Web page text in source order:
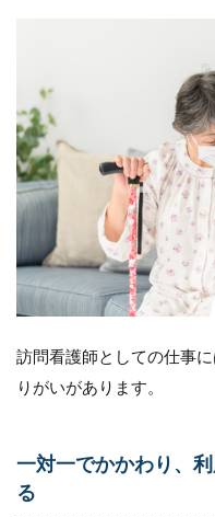
れる
て、
接、
看護
価が
得ら
看護
訪問看護師としての仕事
りがいがあります。
一対一でかかわり、
る